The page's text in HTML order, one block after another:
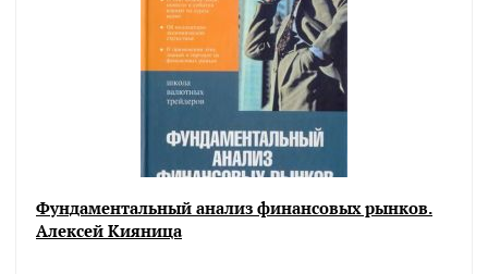
Фундаментальный анализ финансовых рынков.
Алексей Кияница